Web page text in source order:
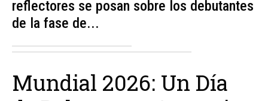
reflectores se posan sobre los debutantes
de la fase de...
Mundial 2026: Un Día